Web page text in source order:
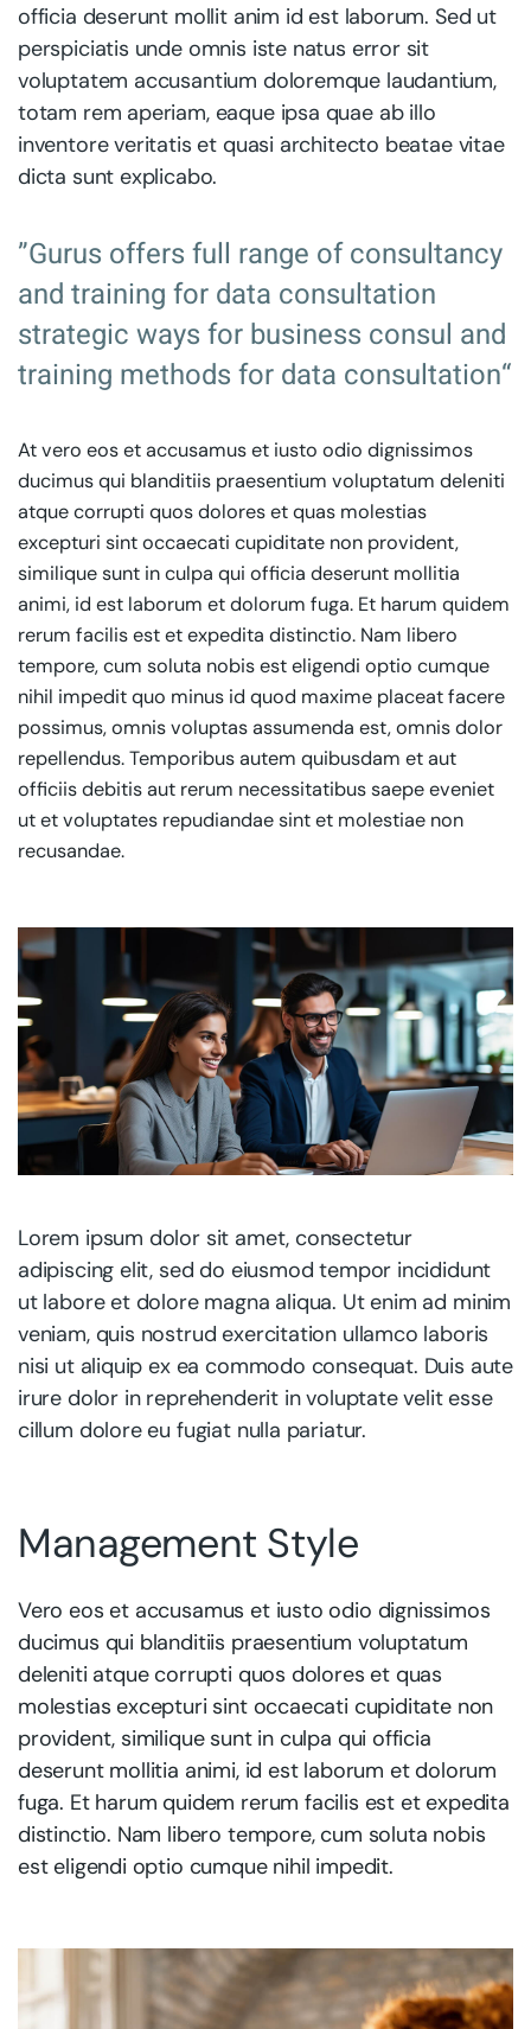
officia deserunt mollit anim id est laborum. Sed ut
perspiciatis unde omnis iste natus error sit
voluptatem accusantium doloremque laudantium,
totam rem aperiam, eaque ipsa quae ab illo
inventore veritatis et quasi architecto beatae vitae
dicta sunt explicabo.
”Gurus offers full range of consultancy
and training for data consultation
strategic ways for business consul and
training methods for data consultation“
At vero eos et accusamus et iusto odio dignissimos
ducimus qui blanditiis praesentium voluptatum deleniti
atque corrupti quos dolores et quas molestias
excepturi sint occaecati cupiditate non provident,
similique sunt in culpa qui officia deserunt mollitia
animi, id est laborum et dolorum fuga. Et harum quidem
rerum facilis est et expedita distinctio. Nam libero
tempore, cum soluta nobis est eligendi optio cumque
nihil impedit quo minus id quod maxime placeat facere
possimus, omnis voluptas assumenda est, omnis dolor
repellendus. Temporibus autem quibusdam et aut
officiis debitis aut rerum necessitatibus saepe eveniet
ut et voluptates repudiandae sint et molestiae non
recusandae.
Lorem ipsum dolor sit amet, consectetur
adipiscing elit, sed do eiusmod tempor incididunt
ut labore et dolore magna aliqua. Ut enim ad minim
veniam, quis nostrud exercitation ullamco laboris
nisi ut aliquip ex ea commodo consequat. Duis aute
irure dolor in reprehenderit in voluptate velit esse
cillum dolore eu fugiat nulla pariatur.
Management Style
Vero eos et accusamus et iusto odio dignissimos
ducimus qui blanditiis praesentium voluptatum
deleniti atque corrupti quos dolores et quas
molestias excepturi sint occaecati cupiditate non
provident, similique sunt in culpa qui officia
deserunt mollitia animi, id est laborum et dolorum
fuga. Et harum quidem rerum facilis est et expedita
distinctio. Nam libero tempore, cum soluta nobis
est eligendi optio cumque nihil impedit.